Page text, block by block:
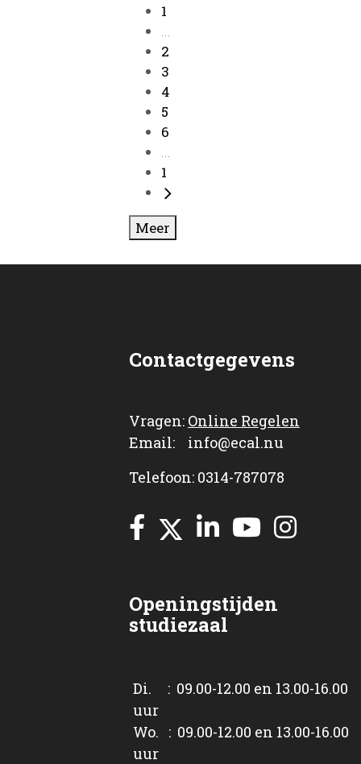
1
...
2
3
4
5
6
...
1
Meer
Contactgegevens
Vragen: Online Regelen
Email: info@ecal.nu
Telefoon: 0314-787078
Openingstijden
studiezaal
Di. : 09.00-12.00 en 13.00-16.00
uur
Wo. : 09.00-12.00 en 13.00-16.00
uur